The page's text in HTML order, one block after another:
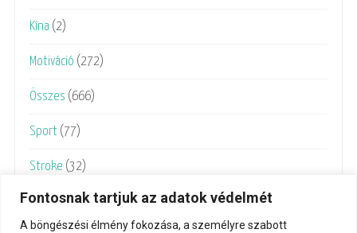
Fontosnak tartjuk az adatok védelmét
A böngészési élmény fokozása, a személyre szabott
Kína (2)
Motiváció (272)
Összes (666)
Sport (77)
Stroke (32)
Tanmesék(130)